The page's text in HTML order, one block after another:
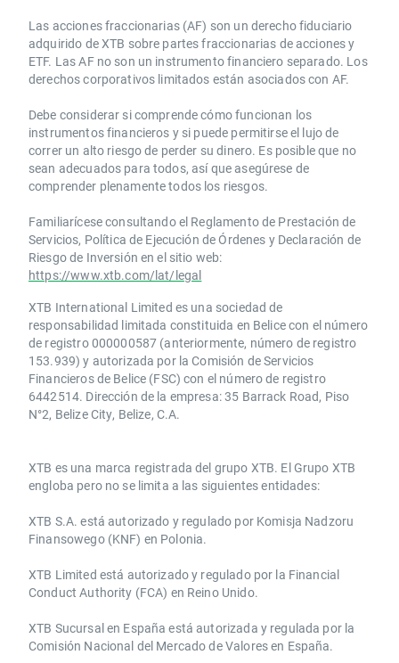
Las acciones fraccionarias (AF) son un derecho fiduciario
adquirido de XTB sobre partes fraccionarias de acciones y
ETF. Las AF no son un instrumento financiero separado. Los
derechos corporativos limitados están asociados con AF.
Debe considerar si comprende cómo funcionan los
instrumentos financieros y si puede permitirse el lujo de
correr un alto riesgo de perder su dinero. Es posible que no
sean adecuados para todos, así que asegúrese de
comprender plenamente todos los riesgos.
Familiarícese consultando el Reglamento de Prestación de
Servicios, Política de Ejecución de Órdenes y Declaración de
Riesgo de Inversión en el sitio web:
https://www.xtb.com/lat/legal
XTB International Limited es una sociedad de
responsabilidad limitada constituida en Belice con el número
de registro 000000587 (anteriormente, número de registro
153.939) y autorizada por la Comisión de Servicios
Financieros de Belice (FSC) con el número de registro
6442514. Dirección de la empresa: 35 Barrack Road, Piso
N°2, Belize City, Belize, C.A.
​​XTB es una marca registrada del grupo XTB. El Grupo XTB
engloba pero no se limita a las siguientes entidades:
XTB S.A.​ está autorizado y regulado por Komisja Nadzoru
Finansowego (KNF) ​en Polonia.
XTB Limited ​está autorizado y regulado por la ​Financial
Conduct Authority ​(FCA) en ​​Reino Unido.
XTB Sucursal en España está autorizada y regulada por la
Comisión Nacional del Mercado de Valores en España.